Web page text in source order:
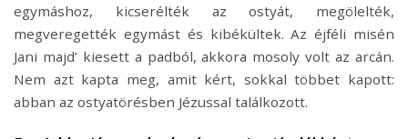
egymáshoz, kicserélték az ostyát, megölelték,
megveregették egymást és kibékültek. Az éjféli misén
Jani majd’ kiesett a padból, akkora mosoly volt az arcán.
Nem azt kapta meg, amit kért, sokkal többet kapott:
abban az ostyatörésben Jézussal találkozott.